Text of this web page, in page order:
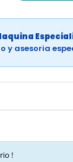
y asesoria
!